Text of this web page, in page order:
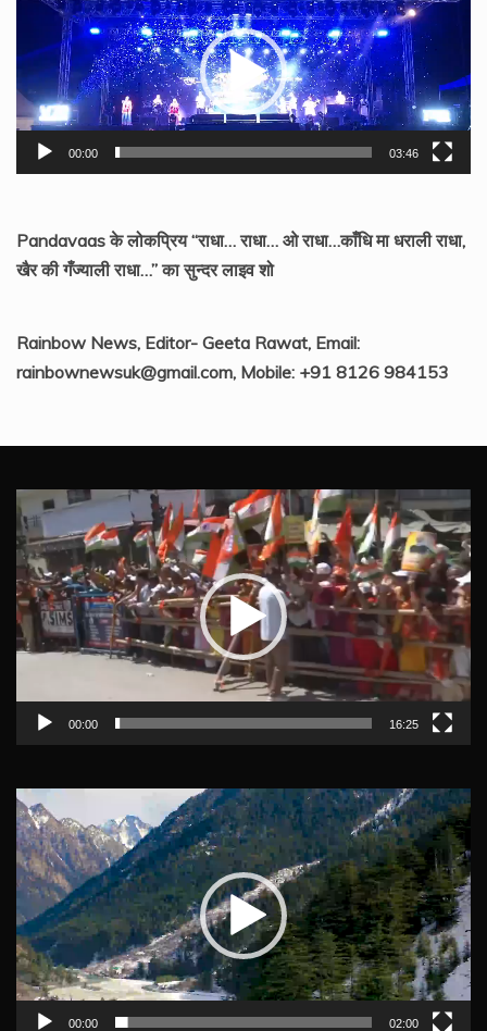
Player
00:00 03:46
Pandavaas के लोकप्रिय “राधा… राधा… ओ राधा…काँधि मा धराली राधा,
खैर की गँज्याली राधा…” का सुन्दर लाइव शो
Rainbow News, Editor- Geeta Rawat, Email:
rainbownewsuk@gmail.com, Mobile: +91 8126 984153
Video
Player
00:00 16:25
Video
Player
00:00 02:00